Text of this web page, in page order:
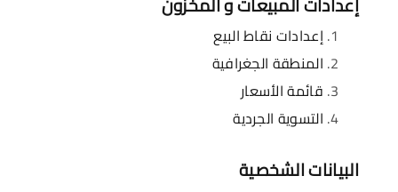
إعدادات نقاط البيع
المنطقة الجغرافية
قائمة الأسعار
التسوية الجردية
البيانات الشخصية